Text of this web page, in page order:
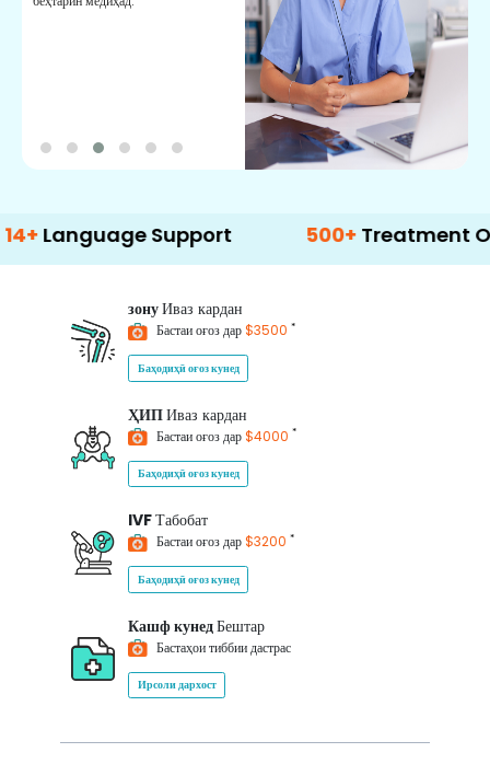
Support Treatment Options
зонуИваз кардан
Бастаи оғоз дар$3500 *
Баҳодиҳӣ оғоз кунед
ҲИПИваз кардан
Бастаи оғоз дар$4000 *
Баҳодиҳӣ оғоз кунед
IVFТабобат
Бастаи оғоз дар$3200 *
Баҳодиҳӣ оғоз кунед
Кашф кунедБештар
Бастаҳои тиббии дастрас
Ирсоли дархост